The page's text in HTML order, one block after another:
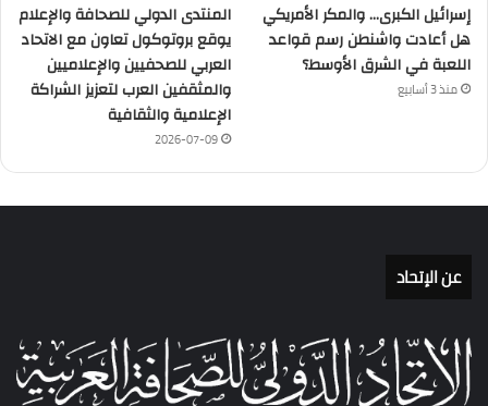
إسرائيل الكبرى… والمكر الأمريكي
هل أعادت واشنطن رسم قواعد
اللعبة في الشرق الأوسط؟
منذ 3 أسابيع
المنتدى الدولي للصحافة والإعلام
يوقع بروتوكول تعاون مع الاتحاد
العربي للصحفيين والإعلاميين
والمثقفين العرب لتعزيز الشراكة
الإعلامية والثقافية
2026-07-09
عن الإتحاد